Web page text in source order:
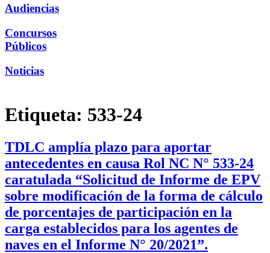
Audiencias
Concursos
Públicos
Noticias
Etiqueta: 533-24
TDLC amplía plazo para aportar
antecedentes en causa Rol NC N° 533-24
caratulada “Solicitud de Informe de EPV
sobre modificación de la forma de cálculo
de porcentajes de participación en la
carga establecidos para los agentes de
naves en el Informe N° 20/2021”.